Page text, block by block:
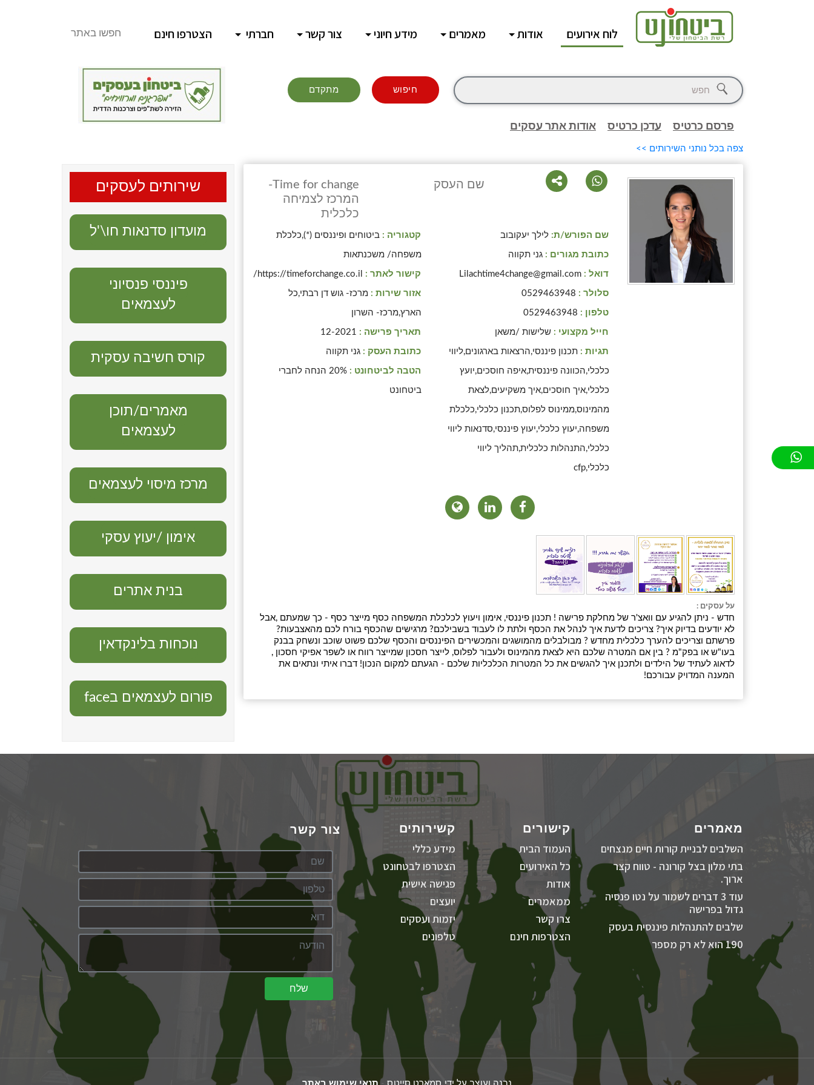
לוח אירועים אודות מאמרים מידע חיוני צור קשר חברתי הצטרפו חינם חפשו באתר
חיפוש מתקדם
פרסם כרטיס עדכן כרטיס אודות אתר עסקים
צפה בכל נותני השירותים >>
שם העסק
Time for change-
המרכז לצמיחה
כלכלית
שם הפורש/ת: לילך יעקובוב
כתובת מגורים : גני תקווה
דואל : Lilachtime4change@gmail.com
סלולר : 0529463948
טלפון : 0529463948
חייל מקצועי : שלישות /משאן
תגיות : תכנון פיננסי,הרצאות בארגונים,ליווי
כלכלי,הכוונה פיננסית,איפה חוסכים,יועץ
כלכלי,איך חוסכים,איך משקיעים,לצאת
מהמינוס,ממינוס לפלוס,תכנון כלכלי,כלכלת
משפחה,יעוץ כלכלי,יעוץ פיננסי,סדנאות ליווי
כלכלי,התנהלות כלכלית,תהליך ליווי
כלכלי,cfp
קטגוריה : ביטוחים ופיננסים (*),כלכלת
משפחה/ משכנתאות
קישור לאתר : https://timeforchange.co.il/
אזור שירות : מרכז- גוש דן רבתי,כל
הארץ,מרכז- השרון
תאריך פרישה : 12-2021
כתובת העסק : גני תקווה
הטבה לביטחונט : 20% הנחה לחברי
ביטחונט
על עסקים :
חדש - ניתן להגיע עם וואצ'ר של מחלקת פרישה ! תכנון פיננסי, אימון ויעוץ לכלכלת המשפחה כסף מייצר כסף - כך שמעתם ,אבל
לא יודעים בדיוק איך? צריכים לדעת איך לנהל את הכסף ולתת לו לעבוד בשבילכם? מרגישים שהכסף בורח לכם מהאצבעות?
פרשתם וצריכים להערך כלכלית מחדש ? מבולבלים מהמושגים והמכשירים הפיננסים והכסף שלכם פשוט שוכב ונשחק בבנק
בעו"ש או בפק"מ ? בין אם המטרה שלכם היא לצאת מהמינוס ולעבור לפלוס, לייצר חסכון שמייצר רווח או לשפר אפיקי חסכון ,
לדאוג לעתיד של הילדים ולתכנן איך להגשים את כל המטרות הכלכליות שלכם - הגעתם למקום הנכון! דברו איתי ונתאים את
המענה המדויק עבורכם!
שירותים לעסקים
מועדון סדנאות חו\'ל
פיננסי פנסיוני
לעצמאים
קורס חשיבה עסקית
מאמרים/תוכן
לעצמאים
מרכז מיסוי לעצמאים
אימון /יעוץ עסקי
בנית אתרים
נוכחות בלינקדאין
פורום לעצמאים בface
מאמרים
השלבים לבניית קורות חיים מנצחים
בתי מלון בצל קורונה - טווח קצר
ארוך.
עוד 3 דברים לשמור על נטו פנסיה
גדול בפרישה
שלבים להתנהלות פיננסית בעסק
190 הוא לא רק מספר
קישורים
העמוד הבית
כל האירועים
אודות
ממאמרים
צרו קשר
הצטרפות חינם
קשירותים
מידע כללי
הצטרפו לבטחונט
פגישה אישית
יועצים
יזמות ועסקים
טלפונים
צור קשר
שלח